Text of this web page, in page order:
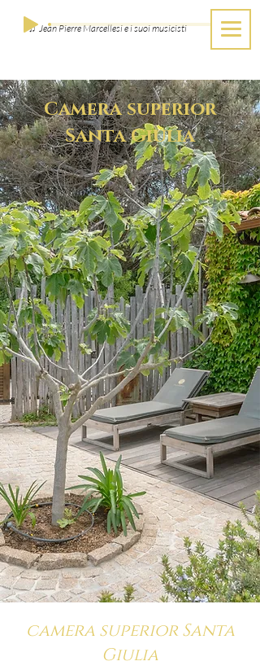
♫ Jean Pierre Marcellesi e i suoi musicisti
Camera superior
Santa Giulia
camera superior Santa
Giulia